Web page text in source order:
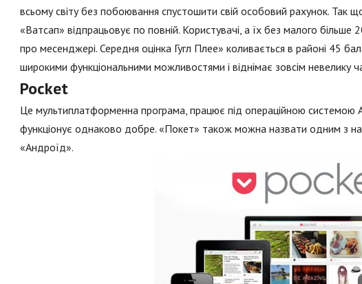
всьому світу без побоювання спустошити свій особовий рахунок. Так
«Ватсап» відпрацьовує по повній. Користувачі, а їх без малого
про месенджері. Середня оцінка Гугл Плее» коливається в районі 45
широкими функціональними можливостями і віднімає зовсім невелику
Pocket
Це мультиплатформенна програма, працює під операційною системою
функціонує однаково добре. «Покет» також можна назвати одним з
«Андроїд».